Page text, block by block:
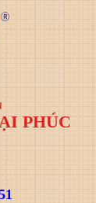
PHÚC